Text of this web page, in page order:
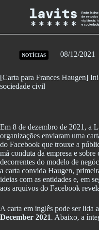
NOTÍCIAS 08/12/2021
[Carta para Frances Haugen]
sociedade civil
Em 8 de dezembro de 2021, a
organizações enviaram uma
do Facebook que trouxe a
má conduta da empresa e
decorrentes do modelo de
a carta convida Haugen,
ideias com as entidades e, em
aos arquivos do Facebook
A carta em inglês pode ser lida
December 2021. Abaixo, a